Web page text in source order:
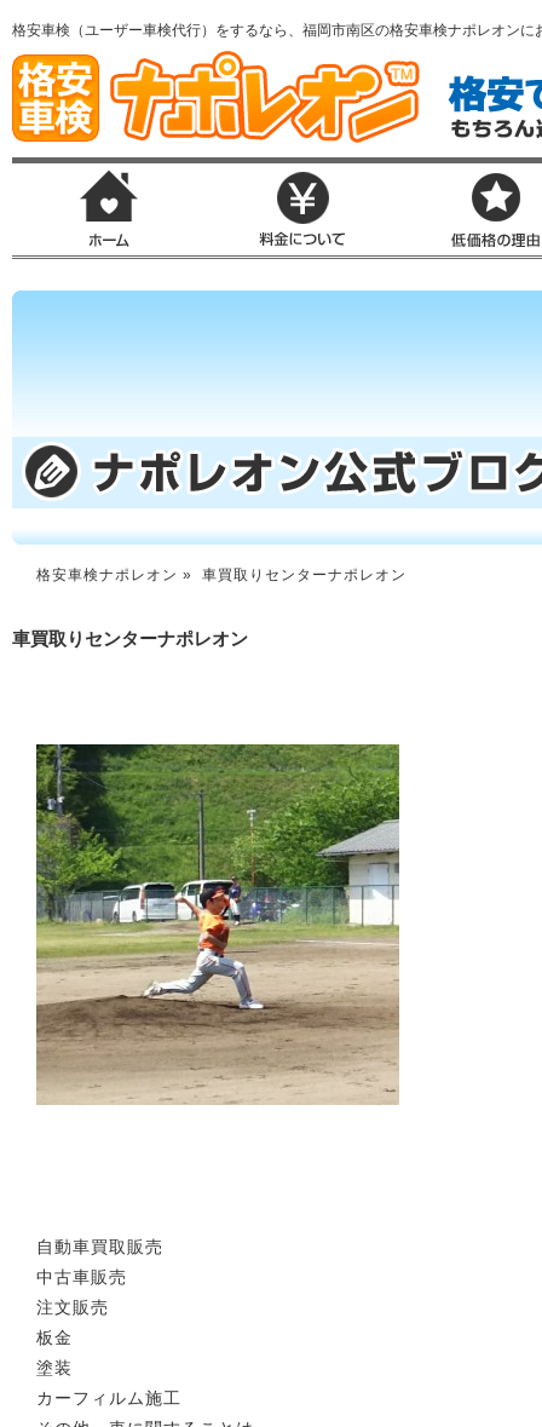
格安車検（ユーザー車検代行）をするなら、福岡市南区の格安車検ナポレオンに
格安車検ナポレオン » 車買取りセンターナポレオン
車買取りセンターナポレオン
自動車買取販売
中古車販売
注文販売
板金
塗装
カーフィルム施工